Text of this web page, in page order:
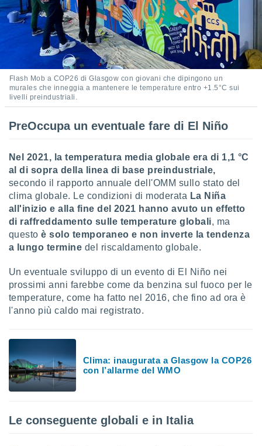
nostri
Flash Mob a COP26 di Glasgow con giovani che dipingono un
murales che inneggia a mantenere le temperature entro +1.5°C sui
livelli preindustriali.
PreOccupa un eventuale fare di El Niño
Nel 2021, la temperatura media globale era di 1,1 °C
al di sopra della linea di base preindustriale,
secondo il rapporto annuale dell'OMM sullo stato del
clima globale. Le condizioni di moderata La Niña
all'inizio e alla fine del 2021 hanno avuto un effetto
di raffreddamento sulle temperature globali, ma
questoè solo temporaneo e non inverte la tendenza
a lungo termine del riscaldamento globale.
Un eventuale sviluppo di un evento di El Niño nei
prossimi anni farebbe come da benzina sul fuoco per le
temperature, come ha fatto nel 2016, che fino ad ora è
l'anno più caldo mai registrato.
Clima: inaugurata a Glasgow la COP26
con l’allarme del WMO
Le conseguente globali e in Italia